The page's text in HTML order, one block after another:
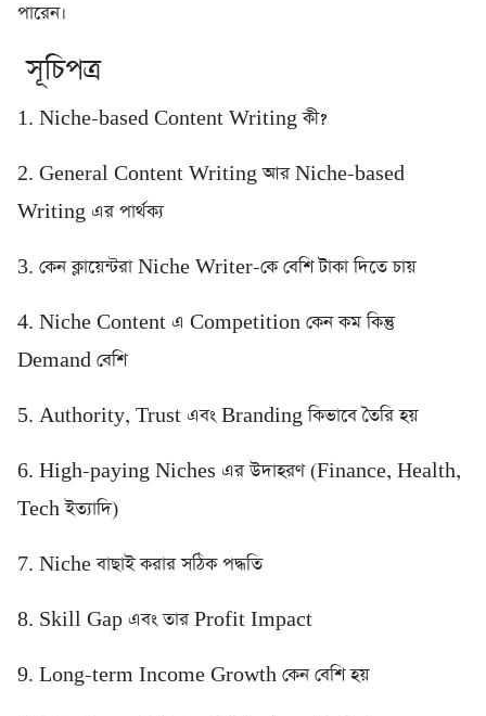
পারেন।
সূচিপত্র
1. Niche-based Content Writing কী?
2. General Content Writing আর Niche-based
Writing এর পার্থক্য
3. কেন ক্লায়েন্টরা Niche Writer-কে বেশি টাকা দিতে চায়
4. Niche Content এ Competition কেন কম কিন্তু
Demand বেশি
5. Authority, Trust এবং Branding কিভাবে তৈরি হয়
6. High-paying Niches এর উদাহরণ (Finance, Health,
Tech ইত্যাদি)
7. Niche বাছাই করার সঠিক পদ্ধতি
8. Skill Gap এবং তার Profit Impact
9. Long-term Income Growth কেন বেশি হয়